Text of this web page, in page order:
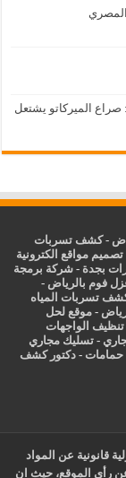
الميركاتو يشتعل
-كشف تسربات
مواقع الكترونية
بجدة -شركة برمجة
فوم بالرياض -
تسربات المياه
- موقع لحل
الواجهات
-تسليك مجاري
حمامات -دكتور كشف
قانونية عن المواد
رأي الموقع، حيث ان